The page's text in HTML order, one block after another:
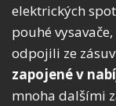
elektrických
pouhé
odpojili ze
zapojené v
mnoha dalšími